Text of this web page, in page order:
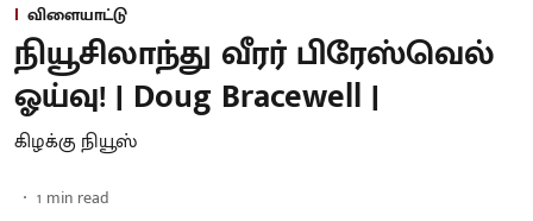
விளையாட்டு
நியூசிலாந்து வீரர் பிரேஸ்வெல்
ஓய்வு! | Doug Bracewell |
கிழக்கு நியூஸ்
1 min read